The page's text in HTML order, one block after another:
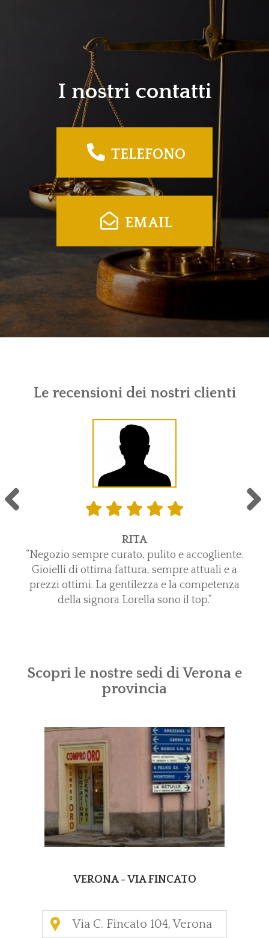
I nostri contatti
TELEFONO
EMAIL
Le recensioni dei nostri clienti
RITA
“Negozio sempre curato, pulito e accogliente.
Gioielli di ottima fattura, sempre attuali e a
prezzi ottimi. La gentilezza e la competenza
della signora Lorella sono il top.”
Scopri le nostre sedi di Verona e
provincia
VERONA - VIA FINCATO
Via C. Fincato 104, Verona